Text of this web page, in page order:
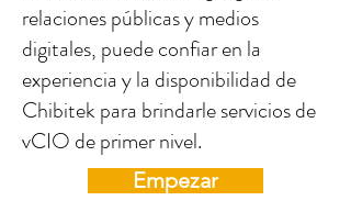
relaciones públicas y medios
digitales, puede confiar en la
experiencia y la disponibilidad de
Chibitek para brindarle servicios de
vCIO de primer nivel.
Empezar